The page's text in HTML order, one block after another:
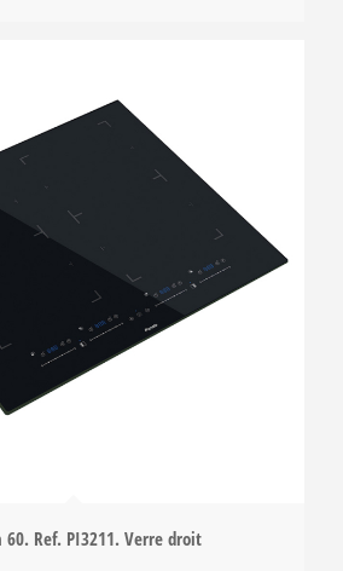
Ref. PI3211. Verre droit